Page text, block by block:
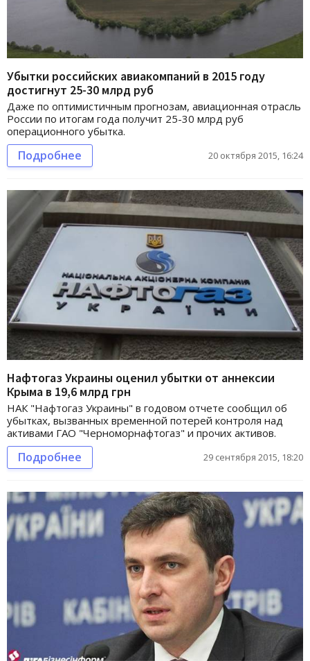
Убытки российских авиакомпаний в 2015 году
достигнут 25-30 млрд руб
Даже по оптимистичным прогнозам, авиационная отрасль
России по итогам года получит 25-30 млрд руб
операционного убытка.
Подробнее 20 октября 2015, 16:24
Нафтогаз Украины оценил убытки от аннексии
Крыма в 19,6 млрд грн
НАК "Нафтогаз Украины" в годовом отчете сообщил об
убытках, вызванных временной потерей контроля над
активами ГАО "Черноморнафтогаз" и прочих активов.
Подробнее 29 сентября 2015, 18:20